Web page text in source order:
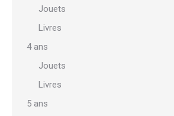
Jouets
Livres
4 ans
Jouets
Livres
5 ans